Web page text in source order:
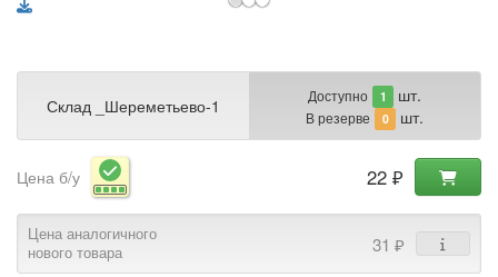
Склад _Шереметьево-1 Доступно 1 шт.
В резерве 0 шт.
Цена б/у 22 ₽
Цена аналогичного
нового товара
31 ₽